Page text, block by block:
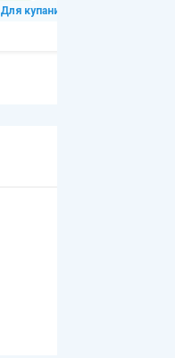
Для купания